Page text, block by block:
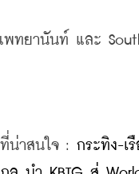
ทยานันท์ และ
น่าสนใจ : กระทิง-เ